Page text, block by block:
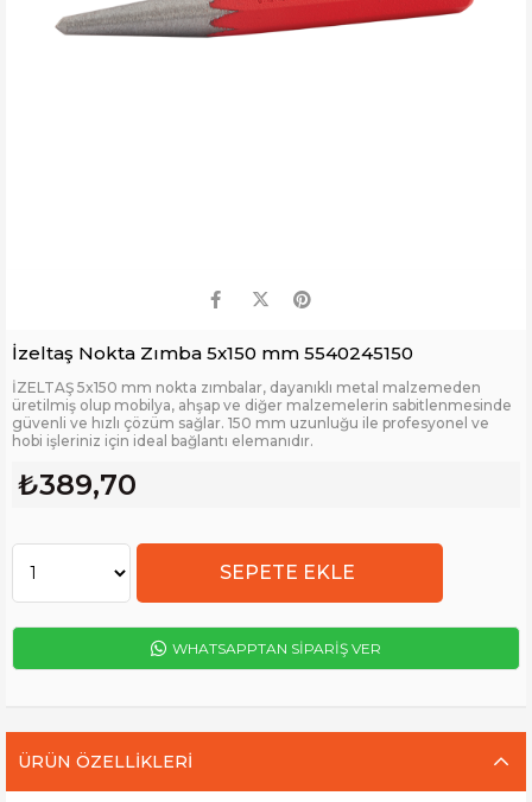
İzeltaş Nokta Zımba 5x150 mm 5540245150
İZELTAŞ 5x150 mm nokta zımbalar, dayanıklı metal malzemeden
üretilmiş olup mobilya, ahşap ve diğer malzemelerin sabitlenmesinde
güvenli ve hızlı çözüm sağlar. 150 mm uzunluğu ile profesyonel ve
hobi işleriniz için ideal bağlantı elemanıdır.
₺389,70
WHATSAPPTAN SİPARİŞ VER
ÜRÜN ÖZELLIKLERI